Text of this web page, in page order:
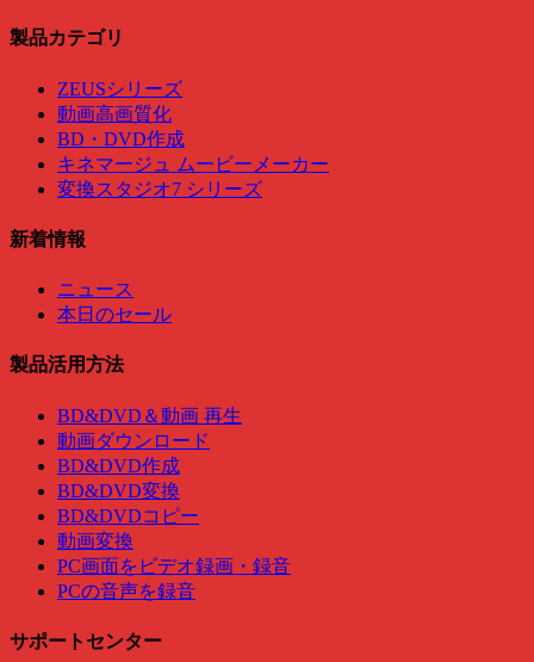
製品カテゴリ
ZEUSシリーズ
動画高画質化
BD・DVD作成
キネマージュ ムービーメーカー
変換スタジオ7 シリーズ
新着情報
ニュース
本日のセール
製品活用方法
BD&DVD＆動画 再生
動画ダウンロード
BD&DVD作成
BD&DVD変換
BD&DVDコピー
動画変換
PC画面をビデオ録画・録音
PCの音声を録音
サポートセンター